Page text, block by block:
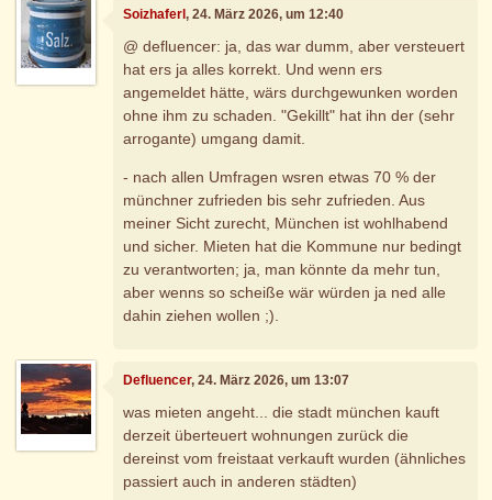
Soizhaferl, 24. März 2026, um 12:40
@ defluencer: ja, das war dumm, aber versteuert
hat ers ja alles korrekt. Und wenn ers
angemeldet hätte, wärs durchgewunken worden
ohne ihm zu schaden. "Gekillt" hat ihn der (sehr
arrogante) umgang damit.
- nach allen Umfragen wsren etwas 70 % der
münchner zufrieden bis sehr zufrieden. Aus
meiner Sicht zurecht, München ist wohlhabend
und sicher. Mieten hat die Kommune nur bedingt
zu verantworten; ja, man könnte da mehr tun,
aber wenns so scheiße wär würden ja ned alle
dahin ziehen wollen ;).
Defluencer, 24. März 2026, um 13:07
was mieten angeht... die stadt münchen kauft
derzeit überteuert wohnungen zurück die
dereinst vom freistaat verkauft wurden (ähnliches
passiert auch in anderen städten)